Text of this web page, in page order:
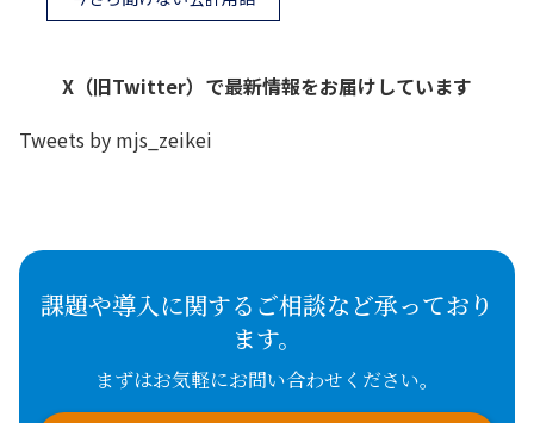
X（旧Twitter）で最新情報をお届けしています
Tweets by mjs_zeikei
課題や導入に関するご相談など承っており
ます。
まずはお気軽にお問い合わせください。